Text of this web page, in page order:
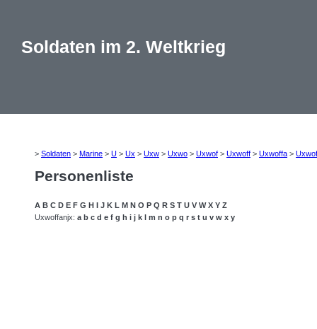
Soldaten im 2. Weltkrieg
> Soldaten > Marine > U > Ux > Uxw > Uxwo > Uxwof > Uxwoff > Uxwoffa >
Personenliste
A B C D E F G H I J K L M N O P Q R S T U V W X Y Z
Uxwoffanjx: a b c d e f g h i j k l m n o p q r s t u v w x y